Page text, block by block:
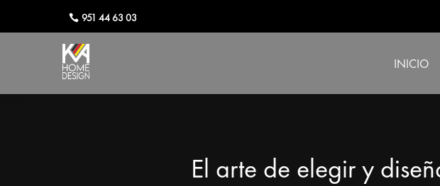
951 44 63 03
INICIO
El arte de elegir y